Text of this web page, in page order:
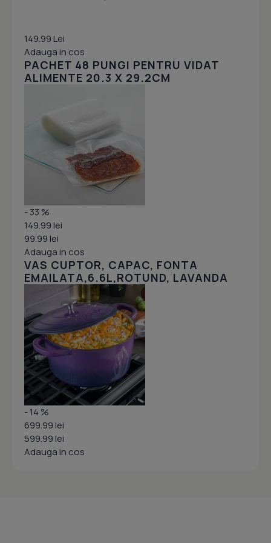
149.99 Lei
Adauga in cos
PACHET 48 PUNGI PENTRU VIDAT
ALIMENTE 20.3 X 29.2CM
- 33 %
149.99 lei
99.99 lei
Adauga in cos
VAS CUPTOR, CAPAC, FONTA
EMAILATA,6.6L,ROTUND, LAVANDA
- 14 %
699.99 lei
599.99 lei
Adauga in cos